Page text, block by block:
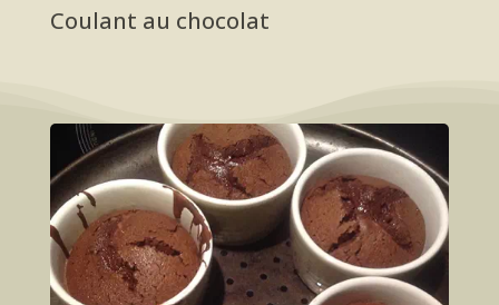
Coulant au chocolat